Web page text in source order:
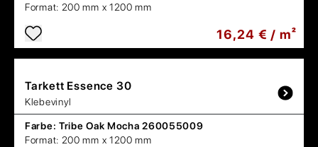
Format: 200 mm x 1200 mm
16,24 € / m²
Tarkett Essence 30
Klebevinyl
Farbe: Tribe Oak Mocha 260055009
Format: 200 mm x 1200 mm